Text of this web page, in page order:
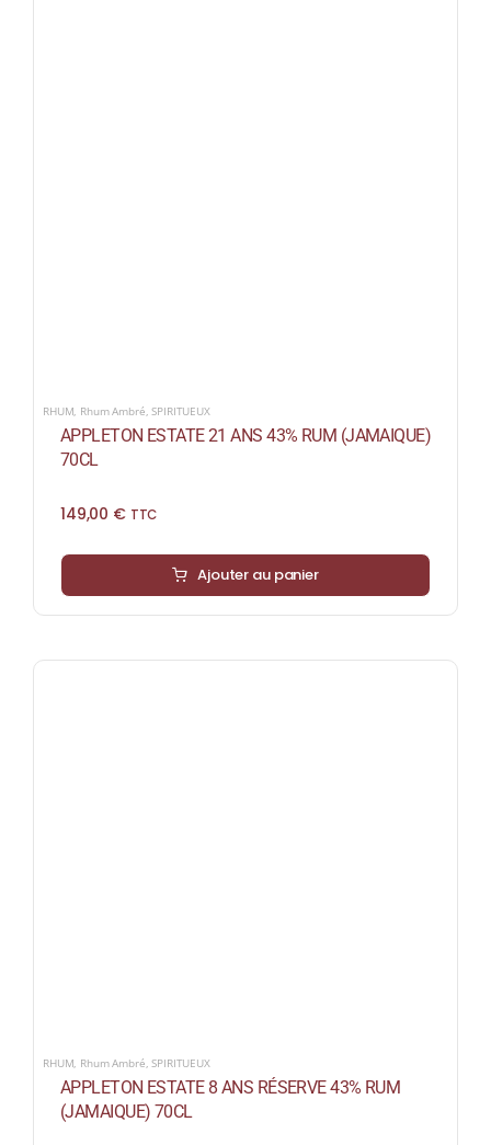
RHUM, Rhum Ambré,SPIRITUEUX
APPLETON ESTATE 21 ANS 43% RUM (JAMAIQUE)
70CL
149,00 € TTC
Ajouter au panier
RHUM, Rhum Ambré,SPIRITUEUX
APPLETON ESTATE 8 ANS RÉSERVE 43% RUM
(JAMAIQUE) 70CL